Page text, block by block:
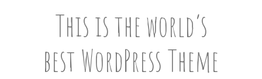
This is the world’s
best WordPress Theme